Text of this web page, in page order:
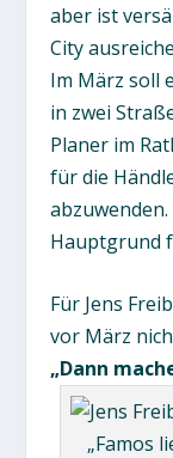
aber ist
City
Im März soll
in zwei
Planer im
für die
Hauptgrund
Für Jens
vor März
„Dann